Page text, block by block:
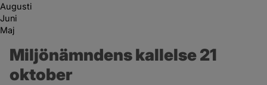
Augusti
Juni
Maj
Miljönämndens kallelse 21
oktober